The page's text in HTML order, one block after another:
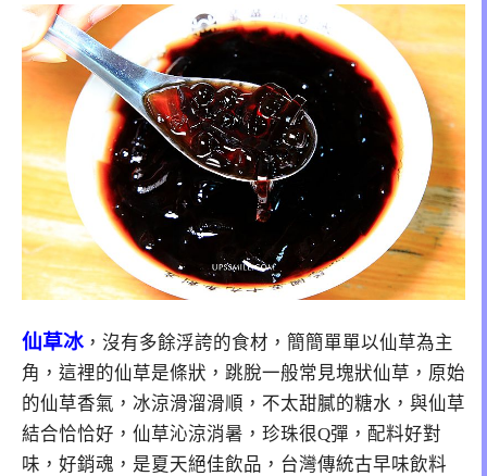
仙草冰 ，沒有多餘浮誇的食材，簡簡單單以仙草為主
角，這裡的仙草是條狀，跳脫一般常見塊狀仙草，原始
的仙草香氣，冰涼滑溜滑順，不太甜膩的糖水，與仙草
結合恰恰好，仙草沁涼消暑，珍珠很Q彈，配料好對
味，好銷魂，是夏天絕佳飲品，台灣傳統古早味飲料